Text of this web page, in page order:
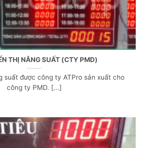
THỊ NĂNG SUẤT (CTY PMD)
suất được công ty ATPro sản xuất cho
công ty PMD. [...]